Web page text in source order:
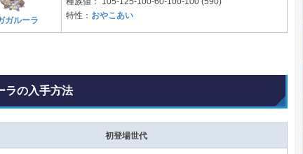
ガルーラ
特性： おやこあい
ラの入手方法
初登場世代